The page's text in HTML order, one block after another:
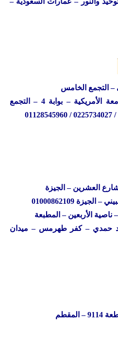
– التجمع الخامس
سبوت مول أمام الجامعة الأمريكية – بوابة 4 – التجمع
العشرين – الجيزة
01000862109
الأربعين – المطبعة
حمدي – كفر طهرمس – ميدان